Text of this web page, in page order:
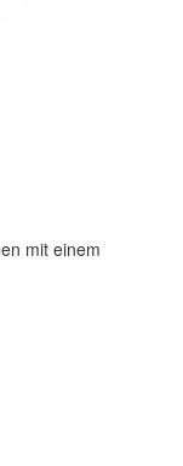
mit einem